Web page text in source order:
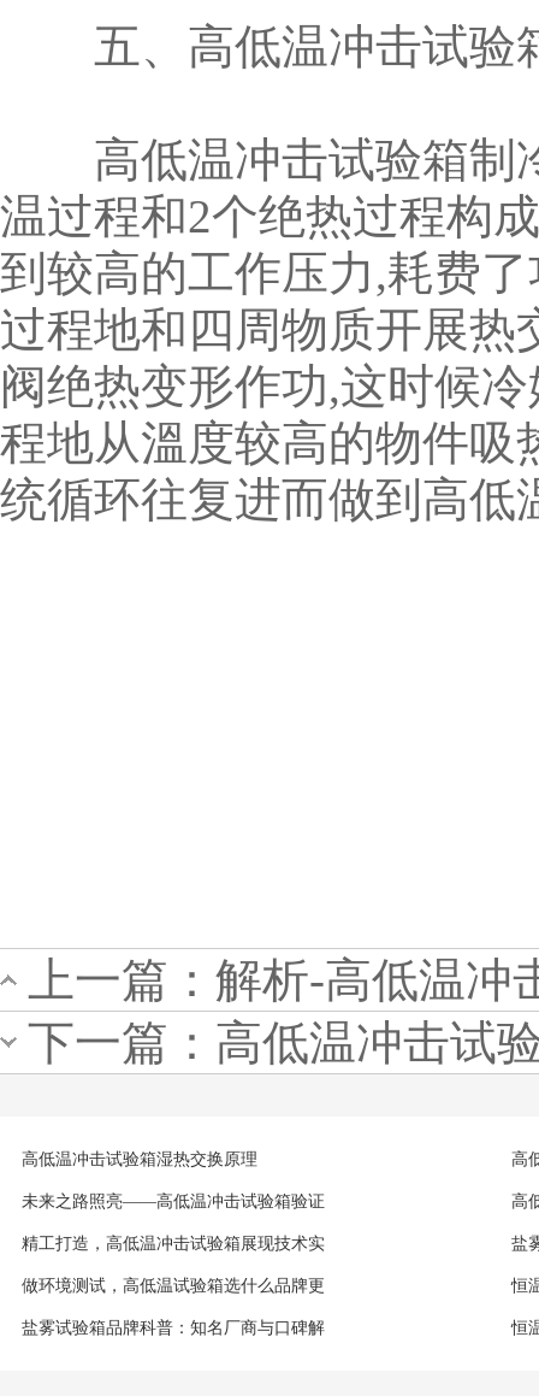
五、高低温冲击试验
高低温冲击试验箱制
温过程和2个绝热过程构
到较高的工作压力,耗费
过程地和四周物质开展热
阀绝热变形作功,这时候
程地从溫度较高的物件吸
统循环往复进而做到高低
上一篇： 解析-高低温冲
下一篇： 高低温冲击试
高低温冲击试验箱湿热交换原理 高
未来之路照亮——高低温冲击试验箱验证 高
精工打造，高低温冲击试验箱展现技术实 盐
做环境测试，高低温试验箱选什么品牌更 恒
盐雾试验箱品牌科普：知名厂商与口碑解 恒